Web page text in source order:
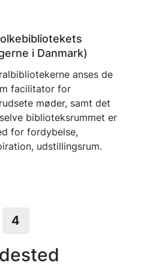
i Danmark)
anses de
facilitator for
møder, samt det
biblioteksrummet er
for fordybelse,
udstillingsrum.
4